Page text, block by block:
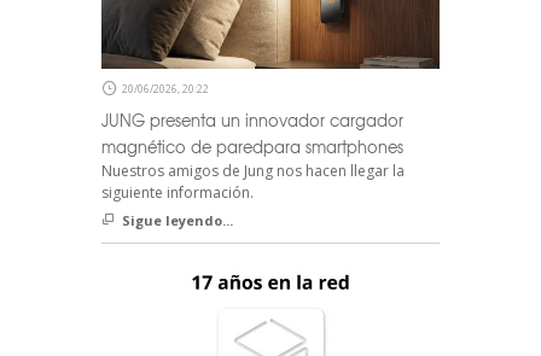
20/06/2026, 20:22
JUNG presenta un innovador cargador
magnético de paredpara smartphones
Nuestros amigos de Jung nos hacen llegar la
siguiente información.
Sigue leyendo...